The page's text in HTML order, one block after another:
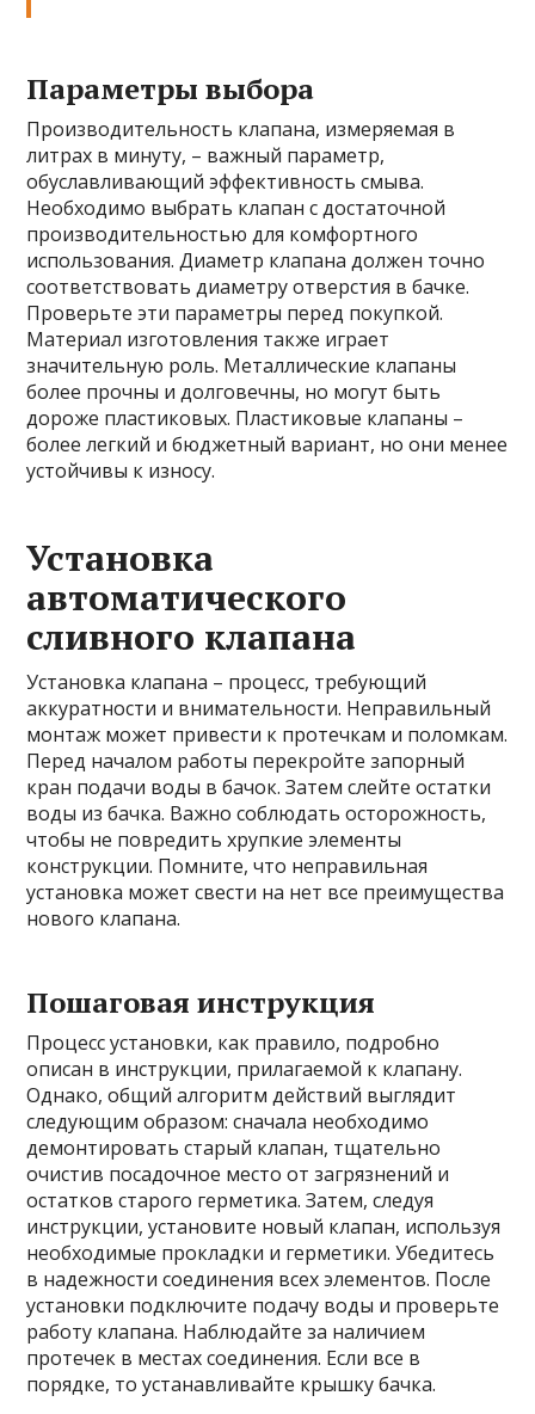
Параметры выбора
Производительность клапана, измеряемая в
литрах в минуту, – важный параметр,
обуславливающий эффективность смыва.
Необходимо выбрать клапан с достаточной
производительностью для комфортного
использования. Диаметр клапана должен точно
соответствовать диаметру отверстия в бачке.
Проверьте эти параметры перед покупкой.
Материал изготовления также играет
значительную роль. Металлические клапаны
более прочны и долговечны, но могут быть
дороже пластиковых. Пластиковые клапаны –
более легкий и бюджетный вариант, но они менее
устойчивы к износу.
Установка
автоматического
сливного клапана
Установка клапана – процесс, требующий
аккуратности и внимательности. Неправильный
монтаж может привести к протечкам и поломкам.
Перед началом работы перекройте запорный
кран подачи воды в бачок. Затем слейте остатки
воды из бачка. Важно соблюдать осторожность,
чтобы не повредить хрупкие элементы
конструкции. Помните, что неправильная
установка может свести на нет все преимущества
нового клапана.
Пошаговая инструкция
Процесс установки, как правило, подробно
описан в инструкции, прилагаемой к клапану.
Однако, общий алгоритм действий выглядит
следующим образом: сначала необходимо
демонтировать старый клапан, тщательно
очистив посадочное место от загрязнений и
остатков старого герметика. Затем, следуя
инструкции, установите новый клапан, используя
необходимые прокладки и герметики. Убедитесь
в надежности соединения всех элементов. После
установки подключите подачу воды и проверьте
работу клапана. Наблюдайте за наличием
протечек в местах соединения. Если все в
порядке, то устанавливайте крышку бачка.